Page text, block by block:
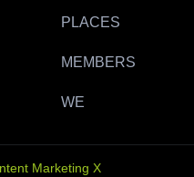
PLACES
MEMBERS
WE
Marketing X